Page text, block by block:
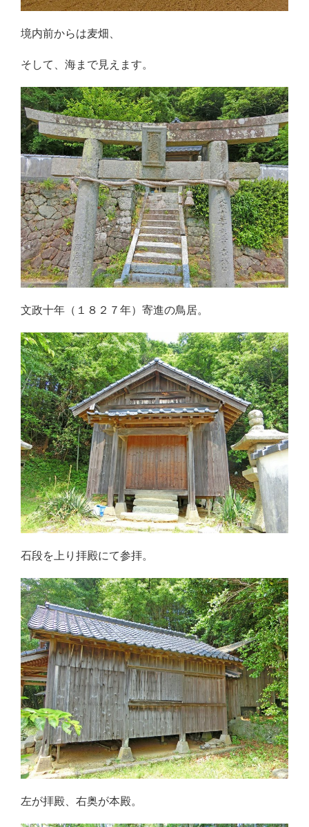
境内前からは麦畑、
そして、海まで見えます。
文政十年（１８２７年）寄進の鳥居。
石段を上り拝殿にて参拝。
左が拝殿、右奥が本殿。